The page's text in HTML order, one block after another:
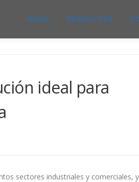
INICIO PRODUCTOS
ideal para
sectores industriales y comerciales,